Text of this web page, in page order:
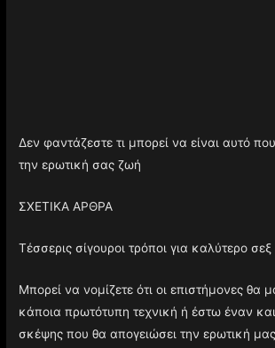
Δεν φαντάζεστε τι μπορεί να είναι αυτό
την ερωτική σας ζωή
ΣΧΕΤΙΚΑ ΑΡΘΡΑ
Τέσσερις σίγουροι τρόποι για καλύτερο σεξ
Μπορεί να νομίζετε ότι οι επιστήμονες θα
κάποια πρωτότυπη τεχνική ή έστω έναν
σκέψης που θα απογειώσει την ερωτική